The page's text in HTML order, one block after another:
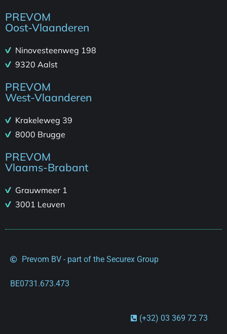
PREVOM
Oost-Vlaanderen
Ninovesteenweg 198
9320 Aalst
PREVOM
West-Vlaanderen
Krakeleweg 39
8000 Brugge
PREVOM
Vlaams-Brabant
Grauwmeer 1
3001 Leuven
Prevom BV - part of the Securex Group
BE0731.673.473
(+32) 03 369 72 73